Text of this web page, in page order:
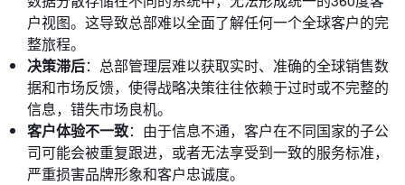
户视图。这导致总部难以全面了解任何一个全球客户的完
整旅程。
决策滞后：总部管理层难以获取实时、准确的全球销售数
据和市场反馈，使得战略决策往往依赖于过时或不完整的
信息，错失市场良机。
客户体验不一致：由于信息不通，客户在不同国家的子公
司可能会被重复跟进，或者无法享受到一致的服务标准，
严重损害品牌形象和客户忠诚度。